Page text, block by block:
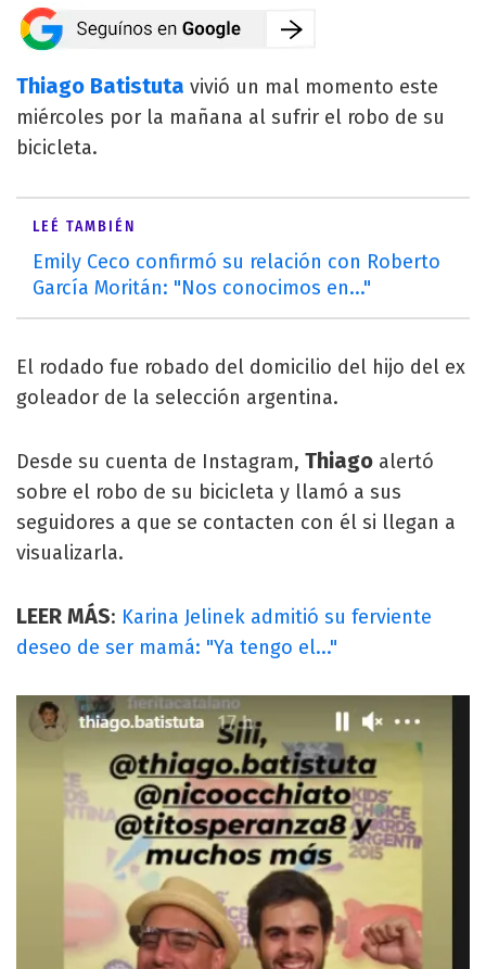
Thiago Batistuta vivió un mal momento este
miércoles por la mañana al sufrir el robo de su
bicicleta.
LEÉ TAMBIÉN
Emily Ceco confirmó su relación con Roberto
García Moritán: "Nos conocimos en..."
El rodado fue robado del domicilio del hijo del ex
goleador de la selección argentina.
Desde su cuenta de Instagram, Thiago alertó
sobre el robo de su bicicleta y llamó a sus
seguidores a que se contacten con él si llegan a
visualizarla.
LEER MÁS: Karina Jelinek admitió su ferviente
deseo de ser mamá: "Ya tengo el..."